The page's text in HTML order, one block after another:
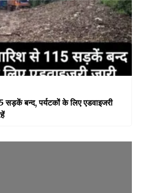
सड़कें बन्द, पर्यटकों के लिए एडवाइजरी